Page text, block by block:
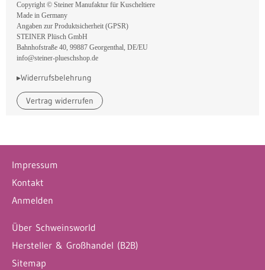
Copyright © Steiner Manufaktur für Kuscheltiere
Made in Germany
Angaben zur Produktsicherheit (GPSR)
STEINER Plüsch GmbH
Bahnhofstraße 40, 99887 Georgenthal, DE/EU
info@steiner-plueschshop.de
▸Widerrufsbelehrung
Vertrag widerrufen
Impressum
Kontakt
Anmelden
Über Schweinsworld
Hersteller & Großhandel (B2B)
Sitemap